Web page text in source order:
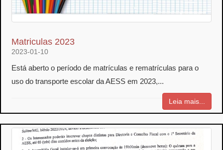
Matriculas 2023
2023-01-10
Está aberto o período de matrículas e rematrículas para o
uso do transporte escolar da AESS em 2023,...
Leia mais...